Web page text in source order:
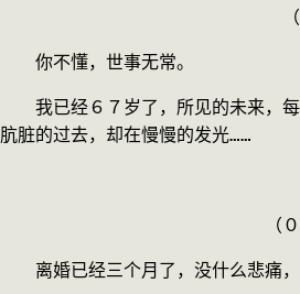
（序
你不懂，世事无常。
我已经６７岁了，所见的未来，每
肮脏的过去，却在慢慢的发光……
——台词
（０１
离婚已经三个月了，没什么悲痛，